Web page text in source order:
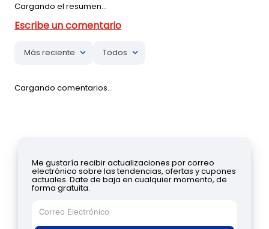
Cargando el resumen…
Más reciente Todos
Cargando comentarios…
Me gustaría recibir actualizaciones por correo
electrónico sobre las tendencias, ofertas y cupones
actuales. Date de baja en cualquier momento, de
forma gratuita.